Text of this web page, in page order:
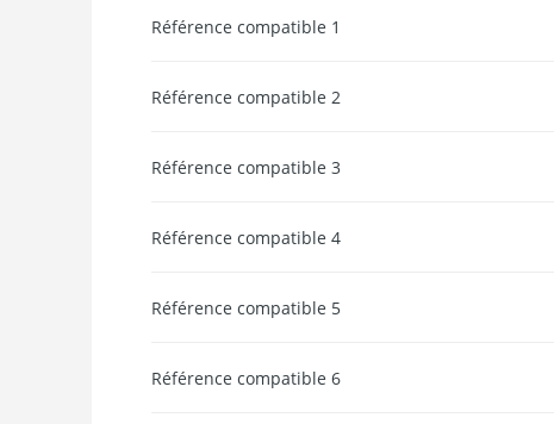
Référence compatible 1
Référence compatible 2
Référence compatible 3
Référence compatible 4
Référence compatible 5
Référence compatible 6